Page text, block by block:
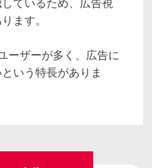
ているため、広告視
ます。
ーザーが多く、広告に
いう特長がありま